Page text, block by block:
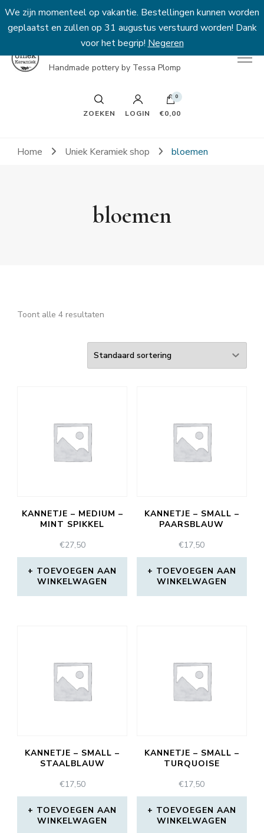
We zijn momenteel op vakantie. Bestellingen kunnen worden
geplaatst en zullen op 31 augustus verstuurd worden! Dank
voor het begrip! Negeren
Handmade pottery by Tessa Plomp
ZOEKEN LOGIN
0
€0,00
Home Uniek Keramiek shop bloemen
bloemen
Toont alle 4 resultaten
KANNETJE – MEDIUM –
MINT SPIKKEL
€27,50
TOEVOEGEN AAN
WINKELWAGEN
KANNETJE – SMALL –
PAARSBLAUW
€17,50
TOEVOEGEN AAN
WINKELWAGEN
KANNETJE – SMALL –
STAALBLAUW
€17,50
TOEVOEGEN AAN
WINKELWAGEN
KANNETJE – SMALL –
TURQUOISE
€17,50
TOEVOEGEN AAN
WINKELWAGEN